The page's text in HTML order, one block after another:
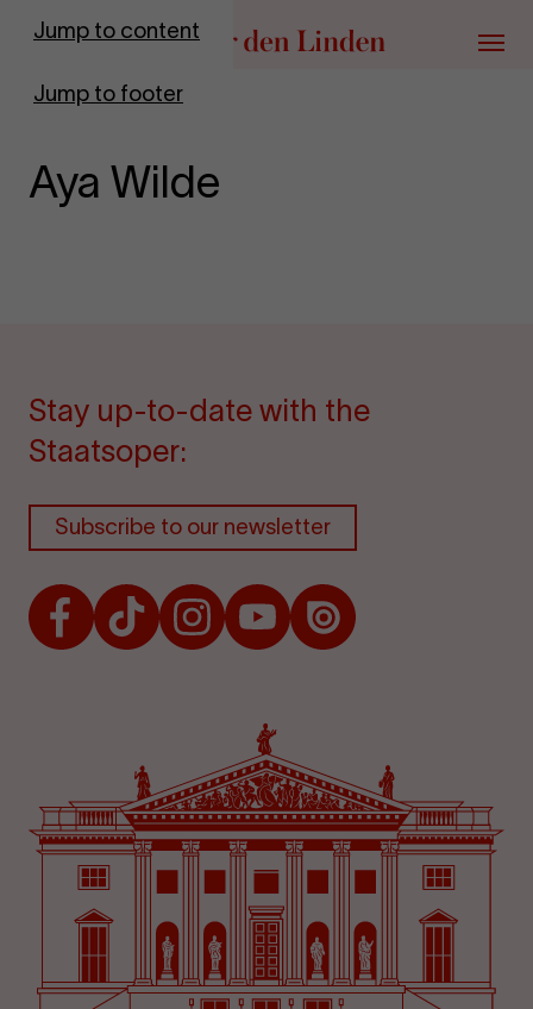
Jump to content
Jump to footer
Go to homepage
Menu
Aya Wilde
Stay up-to-date with the
Staatsoper:
Subscribe to our newsletter
FacebookTikTok InstagramYoutubeIssuu